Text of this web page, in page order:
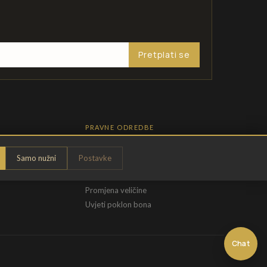
Chat
Samo nužni Postavke
Pretplati se
PRAVNE ODREDBE
Pravila privatnosti
Opći uvjeti
Promjena veličine
Uvjeti poklon bona